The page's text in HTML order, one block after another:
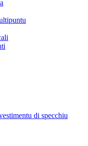
di specchiu